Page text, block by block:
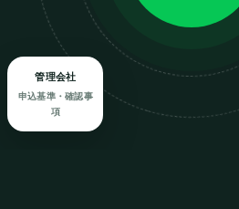
管理会社
申込基準・確認事
項